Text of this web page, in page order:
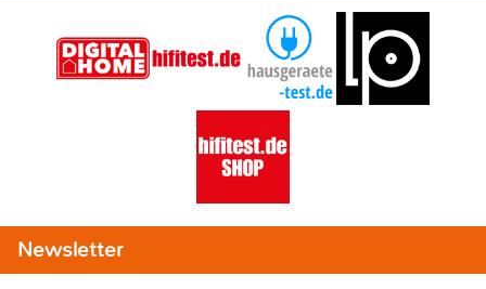
Newsletter